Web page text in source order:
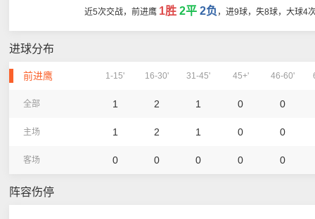
近5次交战，前进鹰 1胜 2平 2负 ，进9球，失8球，大球4
进球分布
前进鹰 1-15' 16-30' 31-45' 45+' 46-60'
全部 1 2 1 0 0
主场 1 2 1 0 0
客场 0 0 0 0 0
阵容伤停